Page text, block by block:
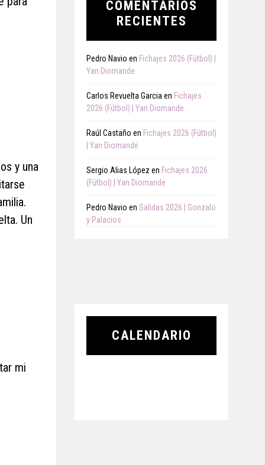
y una
Un
mi
COMENTARIOS
RECIENTES
Pedro Navio en Fichajes 2026 (Fútbol) |
Yan Diomande
Carlos Revuelta Garcia en Fichajes
2026 (Fútbol) | Yan Diomande
Raúl Castaño en Fichajes 2026 (Fútbol)
| Yan Diomande
Sergio Alias López en Fichajes 2026
(Fútbol) | Yan Diomande
Pedro Navio en Salidas 2026 | Gonzalo
y Palacios
CALENDARIO